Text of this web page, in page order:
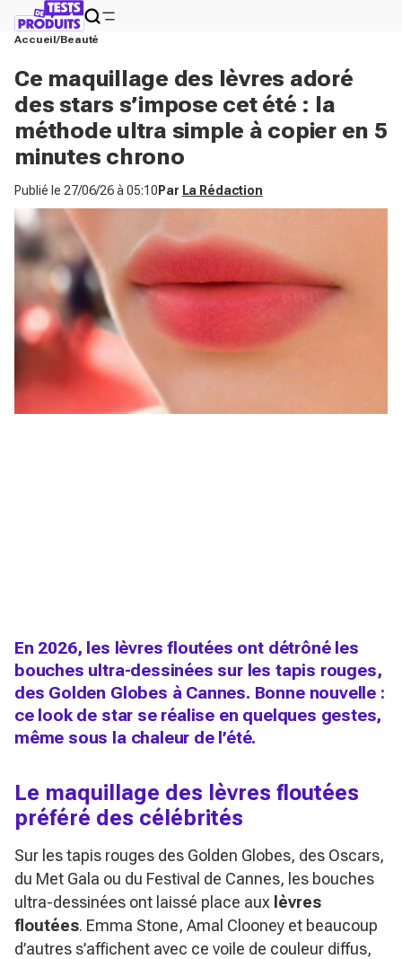
Accueil Beauté
Ce maquillage des lèvres adoré
des stars s’impose cet été : la
méthode ultra simple à copier en 5
minutes chrono
Publié le 27/06/26 à 05:10 Par La Rédaction
En 2026, les lèvres floutées ont détrôné les
bouches ultra-dessinées sur les tapis rouges,
des Golden Globes à Cannes. Bonne nouvelle :
ce look de star se réalise en quelques gestes,
même sous la chaleur de l’été.
Le maquillage des lèvres floutées
préféré des célébrités
Sur les tapis rouges des Golden Globes, des Oscars,
du Met Gala ou du Festival de Cannes, les bouches
ultra-dessinées ont laissé place aux lèvres
floutées. Emma Stone, Amal Clooney et beaucoup
d’autres s’affichent avec ce voile de couleur diffus,